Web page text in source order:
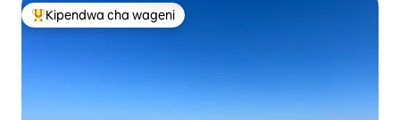
Kipendwa maarufu cha wageni
Kipendwa cha wageni